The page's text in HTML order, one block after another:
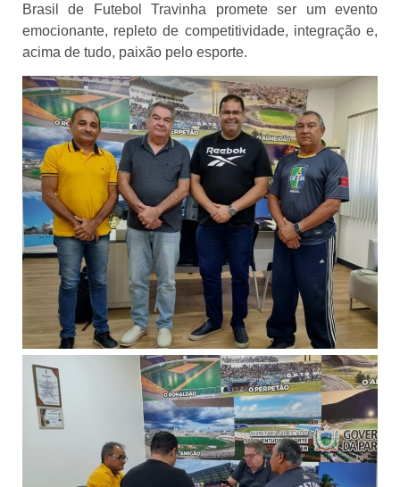
Brasil de Futebol Travinha promete ser um evento
emocionante, repleto de competitividade, integração e,
acima de tudo, paixão pelo esporte.